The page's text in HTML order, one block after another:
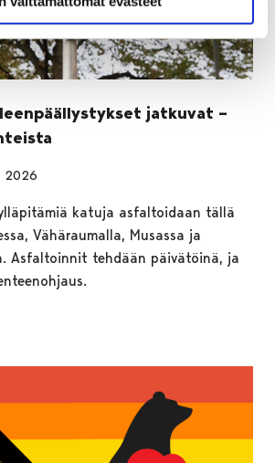
jatkuvat –
2026
katuja asfaltoidaan tällä
Vähäraumalla, Musassa ja
Asfaltoinnit tehdään päivätöinä, ja